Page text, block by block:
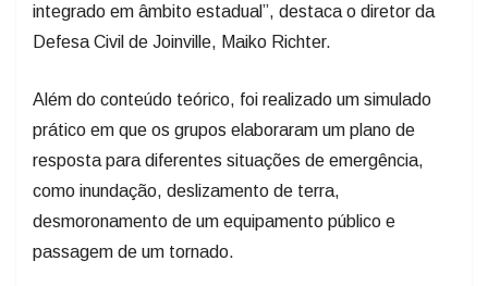
integrado em âmbito estadual”, destaca o diretor da
Defesa Civil de Joinville, Maiko Richter.
Além do conteúdo teórico, foi realizado um simulado
prático em que os grupos elaboraram um plano de
resposta para diferentes situações de emergência,
como inundação, deslizamento de terra,
desmoronamento de um equipamento público e
passagem de um tornado.